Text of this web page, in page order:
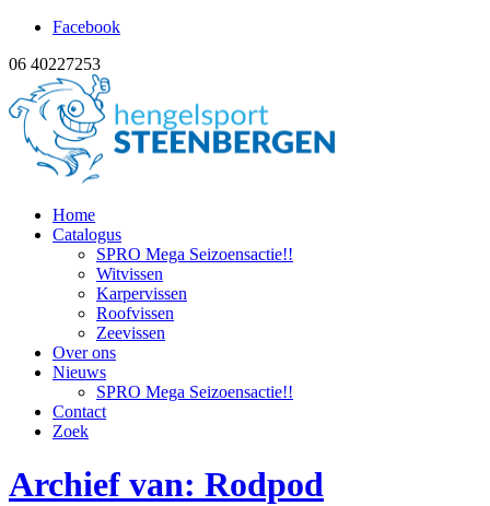
Facebook
06 40227253
Home
Catalogus
SPRO Mega Seizoensactie!!
Witvissen
Karpervissen
Roofvissen
Zeevissen
Over ons
Nieuws
SPRO Mega Seizoensactie!!
Contact
Zoek
Archief van: Rodpod